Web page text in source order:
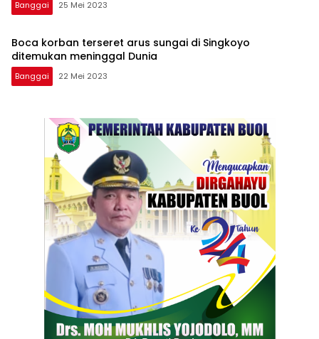
Banggai 25 Mei 2023
Boca korban terseret arus sungai di Singkoyo
ditemukan meninggal Dunia
Banggai 22 Mei 2023